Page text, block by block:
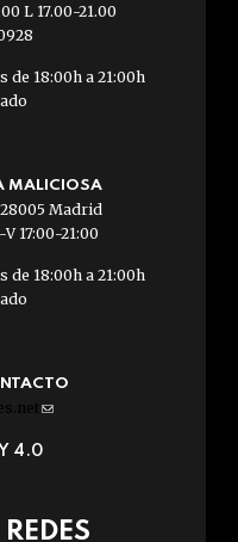
L 17.00-21.00
de 18:00h a 21:00h
MALICIOSA
28005 Madrid
V 17:00-21:00
de 18:00h a 21:00h
(link
e-
4.0